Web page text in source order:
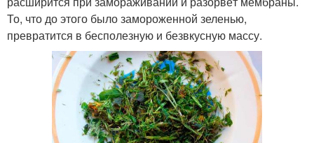
То, что до этого было замороженной зеленью,
превратится в бесполезную и безвкусную массу.